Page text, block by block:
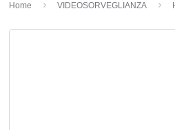
Home VIDEOSORVEGLIANZA